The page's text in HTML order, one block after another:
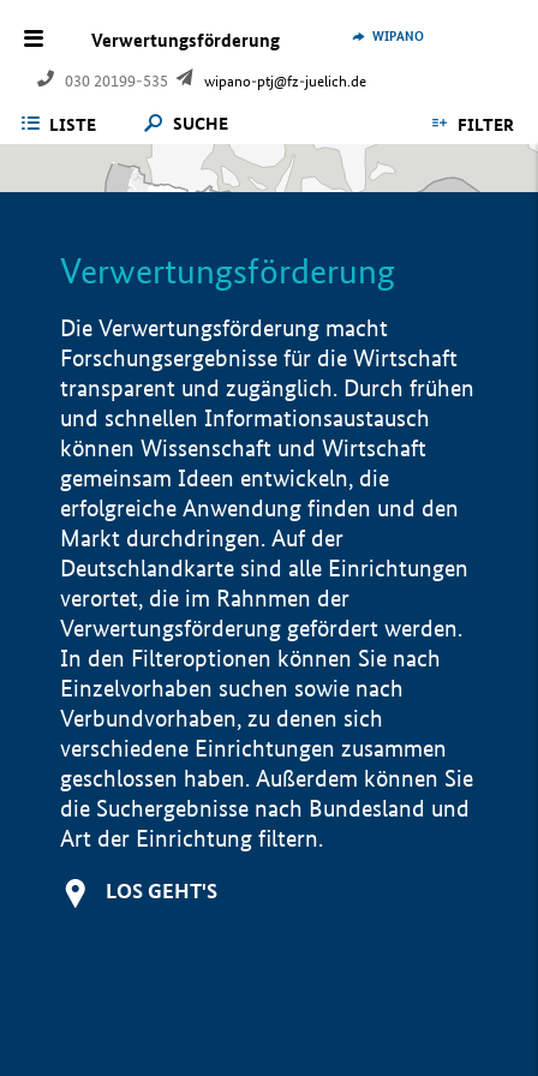
Verwertungsförderung
030 20199-535 wipano-ptj@fz-juelich.de
WIPANO
LISTE SUCHE FILTER
Verwertungsförderung
Die Verwertungsförderung macht
Forschungsergebnisse für die Wirtschaft
transparent und zugänglich. Durch frühen
und schnellen Informationsaustausch
können Wissenschaft und Wirtschaft
gemeinsam Ideen entwickeln, die
erfolgreiche Anwendung finden und den
Markt durchdringen. Auf der
Deutschlandkarte sind alle Einrichtungen
verortet, die im Rahnmen der
Verwertungsförderung gefördert werden.
In den Filteroptionen können Sie nach
Einzelvorhaben suchen sowie nach
Verbundvorhaben, zu denen sich
verschiedene Einrichtungen zusammen
geschlossen haben. Außerdem können Sie
die Suchergebnisse nach Bundesland und
Art der Einrichtung filtern.
LOS GEHT'S